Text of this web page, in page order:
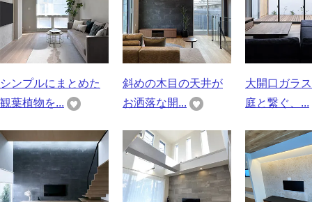
シンプルにまとめた
観葉植物を...
斜めの木目の天井が
お洒落な開...
大開口ガラ
庭と繋ぐ、...